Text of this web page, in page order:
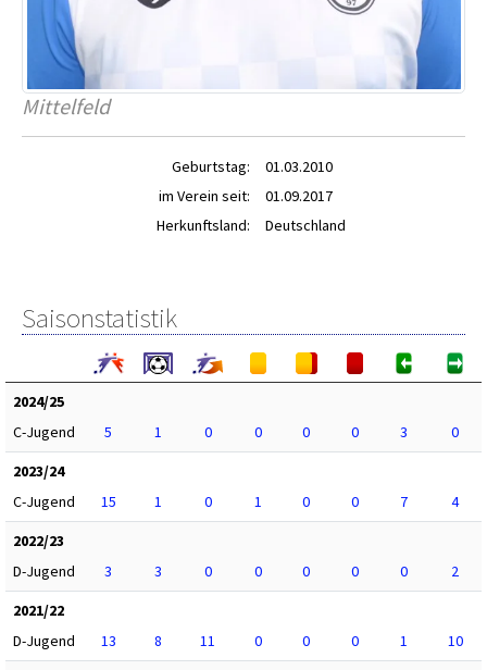
Mittelfeld
Geburtstag:
01.03.2010
im Verein seit:
01.09.2017
Herkunftsland:
Deutschland
Saisonstatistik
2024/25
C-Jugend
5 1 0 0 0 0 3
0
2023/24
C-Jugend
15 1 0 1 0 0 7
4
2022/23
D-Jugend
3 3 0 0 0 0 0
2
2021/22
D-Jugend
13 8 11 0 0 0 1
10